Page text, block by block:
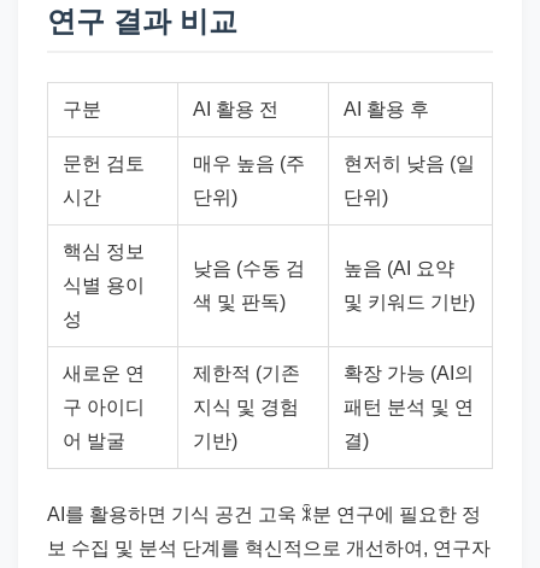
연구 결과 비교
구분 AI 활용 전 AI 활용 후
문헌 검토
시간
매우 높음 (주
단위)
현저히 낮음 (일
단위)
핵심 정보
식별 용이
성
낮음 (수동 검
색 및 판독)
높음 (AI 요약
및 키워드 기반)
새로운 연
구 아이디
어 발굴
제한적 (기존
지식 및 경험
기반)
확장 가능 (AI의
패턴 분석 및 연
결)
AI를 활용하면 기식 공건 고욱 ꍜ분 연구에 필요한 정
보 수집 및 분석 단계를 혁신적으로 개선하여, 연구자